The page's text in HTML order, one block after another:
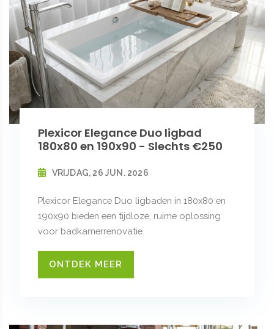
Plexicor Elegance Duo ligbad
180x80 en 190x90 - Slechts €250
VRIJDAG, 26 JUN. 2026
Plexicor Elegance Duo ligbaden in 180x80 en
190x90 bieden een tijdloze, ruime oplossing
voor badkamerrenovatie.
ONTDEK MEER